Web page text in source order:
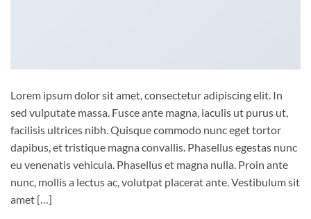
Lorem ipsum dolor sit amet, consectetur adipiscing elit. In
sed vulputate massa. Fusce ante magna, iaculis ut purus ut,
facilisis ultrices nibh. Quisque commodo nunc eget tortor
dapibus, et tristique magna convallis. Phasellus egestas nunc
eu venenatis vehicula. Phasellus et magna nulla. Proin ante
nunc, mollis a lectus ac, volutpat placerat ante. Vestibulum sit
amet […]